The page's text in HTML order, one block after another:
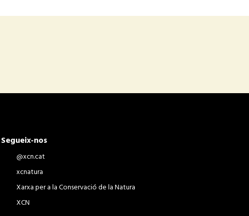
Segueix-nos
@xcn.cat
xcnatura
Xarxa per a la Conservació de la Natura
XCN